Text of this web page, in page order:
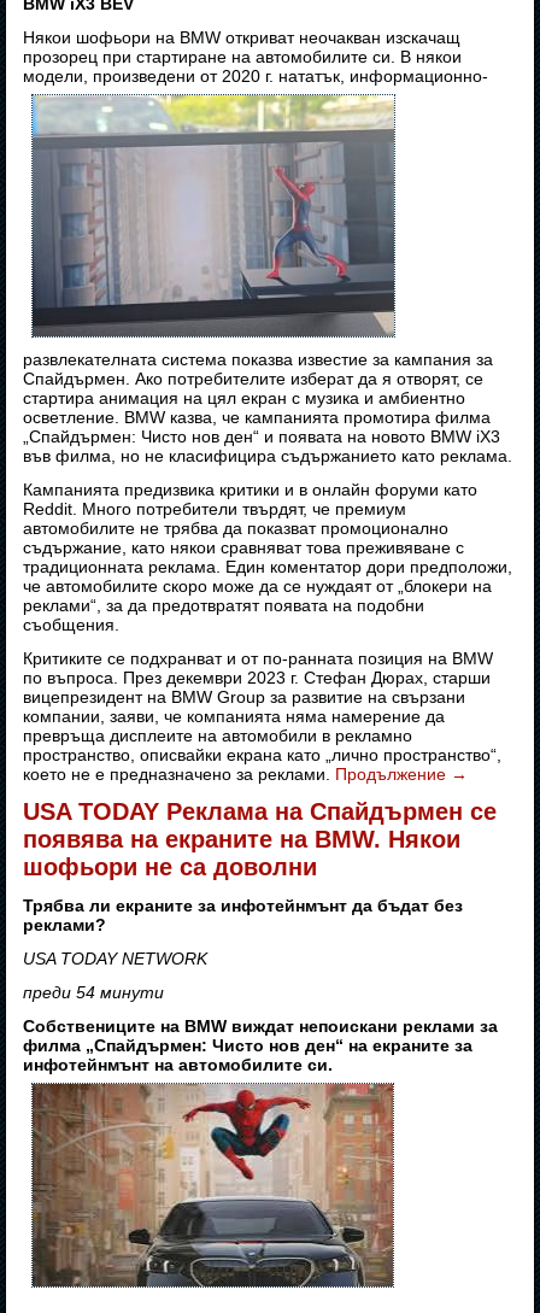
BMW iX3 BEV
Някои шофьори на BMW откриват неочакван изскачащ
прозорец при стартиране на автомобилите си. В някои
модели, произведени от 2020 г. нататък, информационно-
развлекателната система показва известие за кампания за
Спайдърмен. Ако потребителите изберат да я отворят, се
стартира анимация на цял екран с музика и амбиентно
осветление. BMW казва, че кампанията промотира филма
„Спайдърмен: Чисто нов ден“ и появата на новото BMW iX3
във филма, но не класифицира съдържанието като реклама.
Кампанията предизвика критики и в онлайн форуми като
Reddit. Много потребители твърдят, че премиум
автомобилите не трябва да показват промоционално
съдържание, като някои сравняват това преживяване с
традиционната реклама. Един коментатор дори предположи,
че автомобилите скоро може да се нуждаят от „блокери на
реклами“, за да предотвратят появата на подобни
съобщения.
Критиките се подхранват и от по-ранната позиция на BMW
по въпроса. През декември 2023 г. Стефан Дюрах, старши
вицепрезидент на BMW Group за развитие на свързани
компании, заяви, че компанията няма намерение да
превръща дисплеите на автомобили в рекламно
пространство, описвайки екрана като „лично пространство“,
което не е предназначено за реклами. Продължение →
USA TODAY Реклама на Спайдърмен се
появява на екраните на BMW. Някои
шофьори не са доволни
Трябва ли екраните за инфотейнмънт да бъдат без
реклами?
USA TODAY NETWORK
преди 54 минути
Собствениците на BMW виждат непоискани реклами за
филма „Спайдърмен: Чисто нов ден“ на екраните за
инфотейнмънт на автомобилите си.